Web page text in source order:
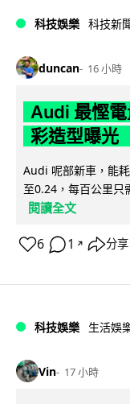
科技娛樂 科技新
duncan 16 小時
Audi 最慳
彩造型曝光
Audi 呢部新車，能
至0.24，每百公里只
閱讀全文
6 1 ↗ 分享
科技娛樂 生活娛
Vin 17 小時